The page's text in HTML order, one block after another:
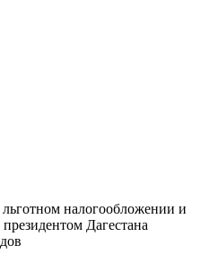
налогообложении и
Дагестана